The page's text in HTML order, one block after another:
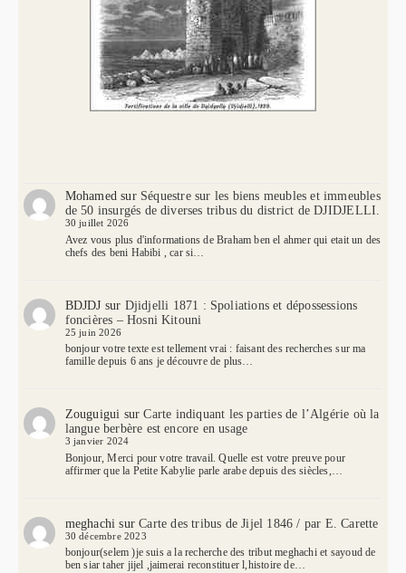
Mohamedsur Séquestre sur les biens meubles et immeubles
de 50 insurgés de diverses tribus du district de DJIDJELLI.
30 juillet 2026
Avez vous plus d'informations de Braham ben el ahmer qui etait un des
chefs des beni Habibi , car si…
BDJDJ sur Djidjelli 1871 : Spoliations et dépossessions
foncières – Hosni Kitouni
25 juin 2026
bonjour votre texte est tellement vrai : faisant des recherches sur ma
famille depuis 6 ans je découvre de plus…
Zouguigui surCarte indiquant les parties de l’Algérie où la
langue berbère est encore en usage
3 janvier 2024
Bonjour, Merci pour votre travail. Quelle est votre preuve pour
affirmer que la Petite Kabylie parle arabe depuis des siècles,…
meghachi surCarte des tribus de Jijel 1846 / par E. Carette
30 décembre 2023
bonjour(selem )je suis a la recherche des tribut meghachi et sayoud de
ben siar taher jijel ,jaimerai reconstituer l,histoire de…